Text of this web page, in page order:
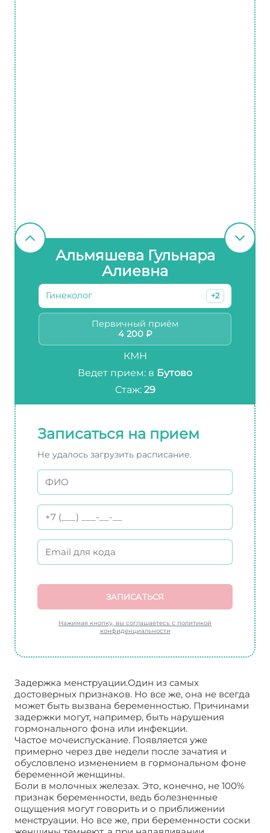
Альмяшева Гульнара
Алиевна
Гинеколог +2
Первичный приём
4 200 ₽
КМН
Ведет прием: в Бутово
Стаж: 29
Записаться на прием
Не удалось загрузить расписание.
ЗАПИСАТЬСЯ
Нажимая кнопку, вы соглашаетесь с политикой
конфиденциальности
Задержка менструации.Один из самых
достоверных признаков. Но все же, она не всегда
может быть вызвана беременностью. Причинами
задержки могут, например, быть нарушения
гормонального фона или инфекции.
Частое мочеиспускание. Появляется уже
примерно через две недели после зачатия и
обусловлено изменением в гормональном фоне
беременной женщины.
Боли в молочных железах. Это, конечно, не 100%
признак беременности, ведь болезненные
ощущения могут говорить и о приближении
менструации. Но все же, при беременности соски